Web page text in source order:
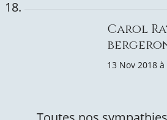
Carol
13 Nov 2018